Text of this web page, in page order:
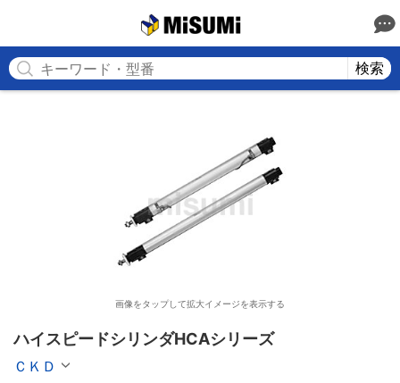
検索
画像をタップして拡大イメージを表示する
ハイスピードシリンダHCAシリーズ
ＣＫＤ